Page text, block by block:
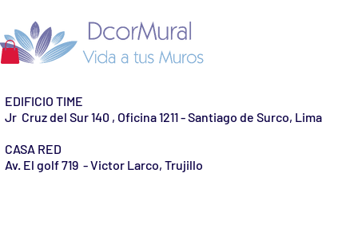
EDIFICIO TIME
Jr Cruz del Sur 140 , Oficina 1211 - Santiago de Surco, Lima
CASA RED
Av. El golf 719 - Victor Larco, Trujillo